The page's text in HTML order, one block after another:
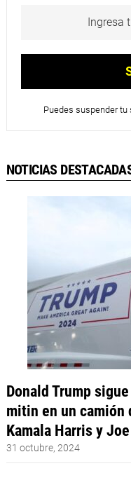
Puedes suspender
NOTICIAS
Donald Trump
mitin en un camión
Kamala Harris y
31 octubre, 2024